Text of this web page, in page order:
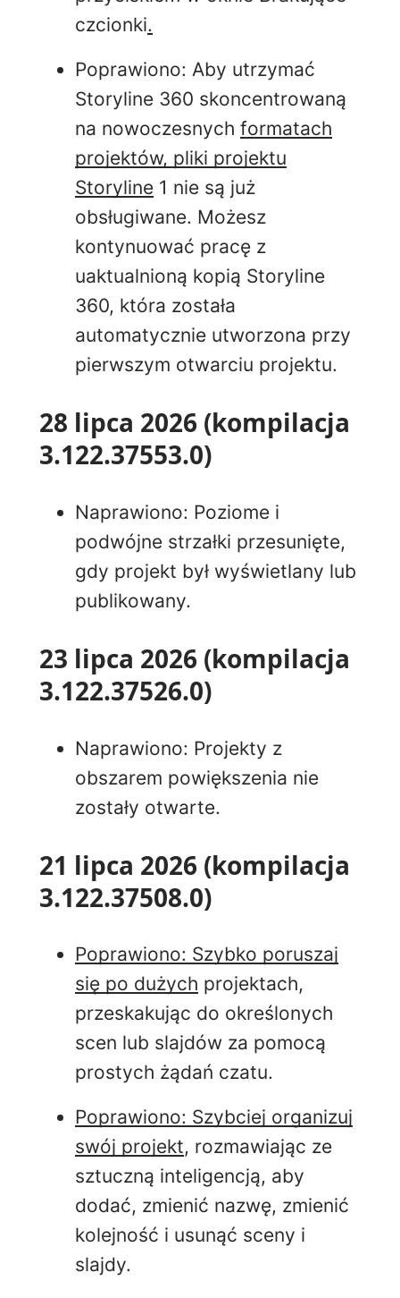
czcionki.
Poprawiono: Aby utrzymać
Storyline 360 skoncentrowaną
na nowoczesnych formatach
projektów, pliki projektu
Storyline 1 nie są już
obsługiwane. Możesz
kontynuować pracę z
uaktualnioną kopią Storyline
360, która została
automatycznie utworzona przy
pierwszym otwarciu projektu.
28 lipca 2026 (kompilacja
3.122.37553.0)
Naprawiono: Poziome i
podwójne strzałki przesunięte,
gdy projekt był wyświetlany lub
publikowany.
23 lipca 2026 (kompilacja
3.122.37526.0)
Naprawiono: Projekty z
obszarem powiększenia nie
zostały otwarte.
21 lipca 2026 (kompilacja
3.122.37508.0)
Poprawiono: Szybko poruszaj
się po dużych projektach,
przeskakując do określonych
scen lub slajdów za pomocą
prostych żądań czatu.
Poprawiono: Szybciej organizuj
swój projekt, rozmawiając ze
sztuczną inteligencją, aby
dodać, zmienić nazwę, zmienić
kolejność i usunąć sceny i
slajdy.